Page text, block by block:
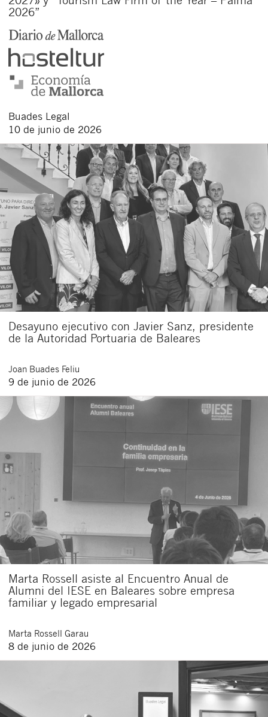
2026”
Buades Legal
10 de junio de 2026
Desayuno ejecutivo con Javier Sanz, presidente
de la Autoridad Portuaria de Baleares
Joan Buades Feliu
9 de junio de 2026
Marta Rossell asiste al Encuentro Anual de
Alumni del IESE en Baleares sobre empresa
familiar y legado empresarial
Marta Rossell Garau
8 de junio de 2026